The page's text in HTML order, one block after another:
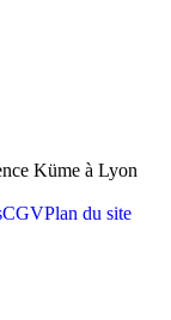
Küme à Lyon
CGVPlan du site